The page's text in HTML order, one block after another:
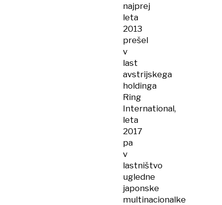
najprej
leta
2013
prešel
v
last
avstrijskega
holdinga
Ring
International,
leta
2017
pa
v
lastništvo
ugledne
japonske
multinacionalke